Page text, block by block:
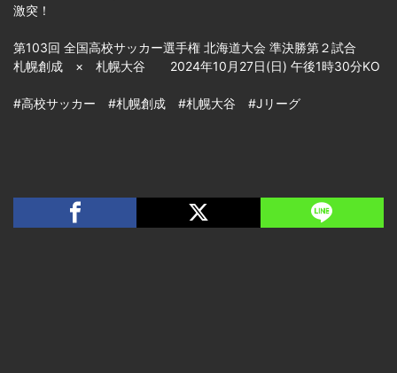
激突！
第103回 全国高校サッカー選手権 北海道大会 準決勝第２試合
札幌創成 × 札幌大谷 2024年10月27日(日) 午後1時30分KO
#高校サッカー #札幌創成 #札幌大谷 #Jリーグ